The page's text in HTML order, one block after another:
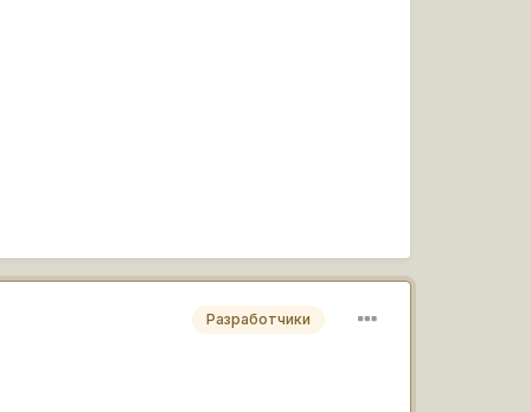
Разработчики